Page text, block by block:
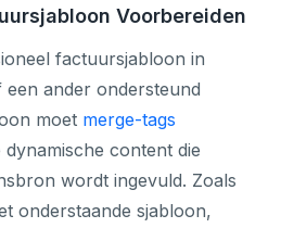
Voorbereiden
factuursjabloon in
ander ondersteund
moet merge-tags
content die
wordt ingevuld. Zoals
onderstaande sjabloon,